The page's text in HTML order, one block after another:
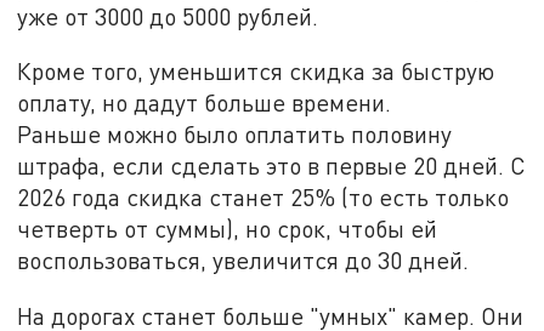
уже от 3000 до 5000 рублей.
Кроме того, уменьшится скидка за быструю
оплату, но дадут больше времени.
Раньше можно было оплатить половину
штрафа, если сделать это в первые 20 дней. С
2026 года скидка станет 25% (то есть только
четверть от суммы), но срок, чтобы ей
воспользоваться, увеличится до 30 дней.
На дорогах станет больше "умных" камер. Они